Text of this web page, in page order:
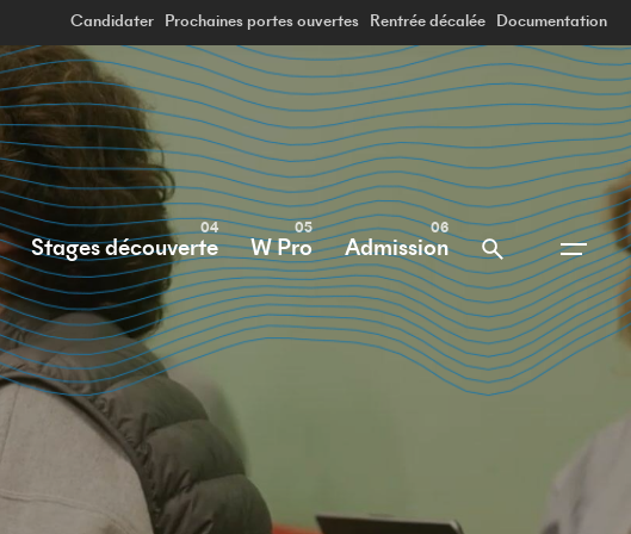
Candidater Prochaines portes ouvertes Rentrée décalée Documentation
Stages découverte W Pro Admission